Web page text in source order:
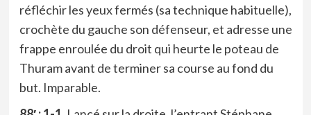
réfléchir les yeux fermés (sa technique habituelle),
crochète du gauche son défenseur, et adresse une
frappe enroulée du droit qui heurte le poteau de
Thuram avant de terminer sa course au fond du
but. Imparable.